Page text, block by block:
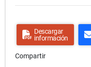
Descargar
información
Compartir